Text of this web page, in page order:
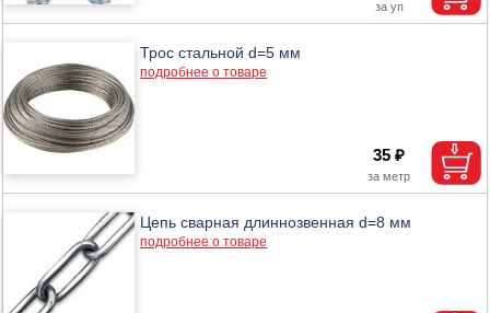
Трос стальной d=5 мм
подробнее о товаре
35 ₽
Цепь сварная длиннозвенная d=8 мм
подробнее о товаре